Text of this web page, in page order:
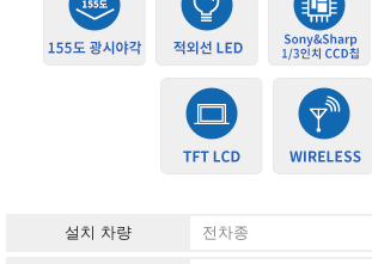
설치 차량 전차종